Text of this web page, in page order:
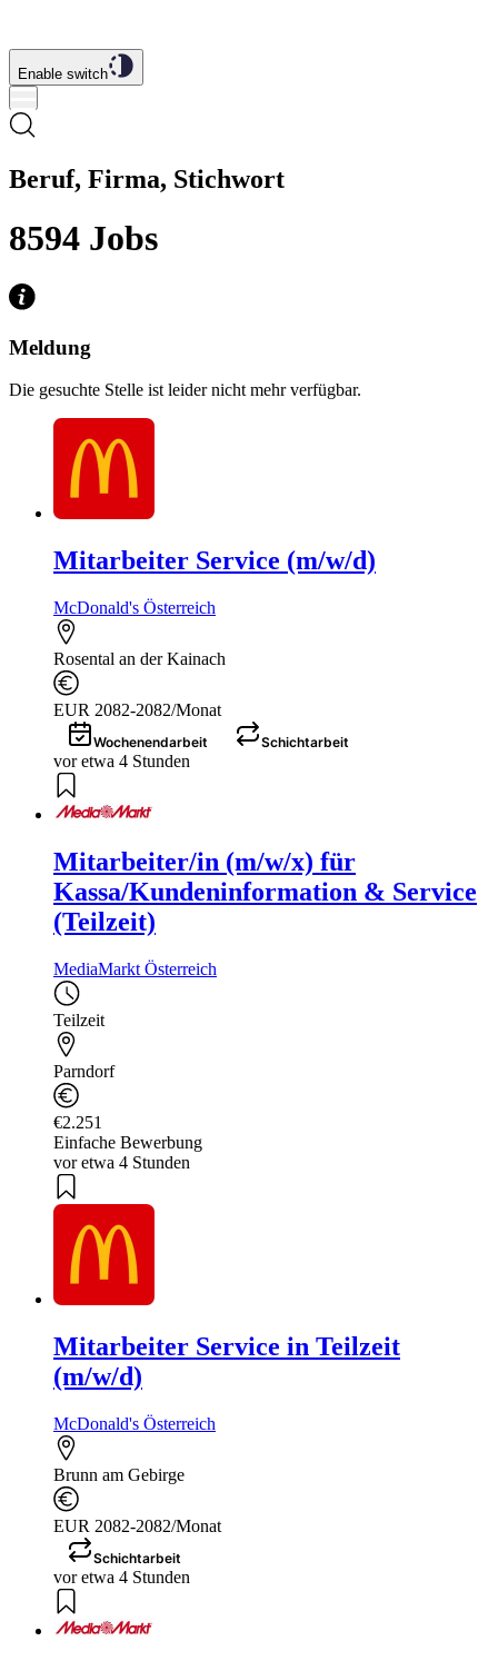
Enable switch
Beruf, Firma, Stichwort
8594 Jobs
Meldung
Die gesuchte Stelle ist leider nicht mehr verfügbar.
Mitarbeiter Service (m/w/d)
McDonald's Österreich
Rosental an der Kainach
EUR 2082-2082/Monat
Wochenendarbeit Schichtarbeit
vor etwa 4 Stunden
Mitarbeiter/in (m/w/x) für
Kassa/Kundeninformation & Service
(Teilzeit)
MediaMarkt Österreich
Teilzeit
Parndorf
€2.251
Einfache Bewerbung
vor etwa 4 Stunden
Mitarbeiter Service in Teilzeit
(m/w/d)
McDonald's Österreich
Brunn am Gebirge
EUR 2082-2082/Monat
Schichtarbeit
vor etwa 4 Stunden